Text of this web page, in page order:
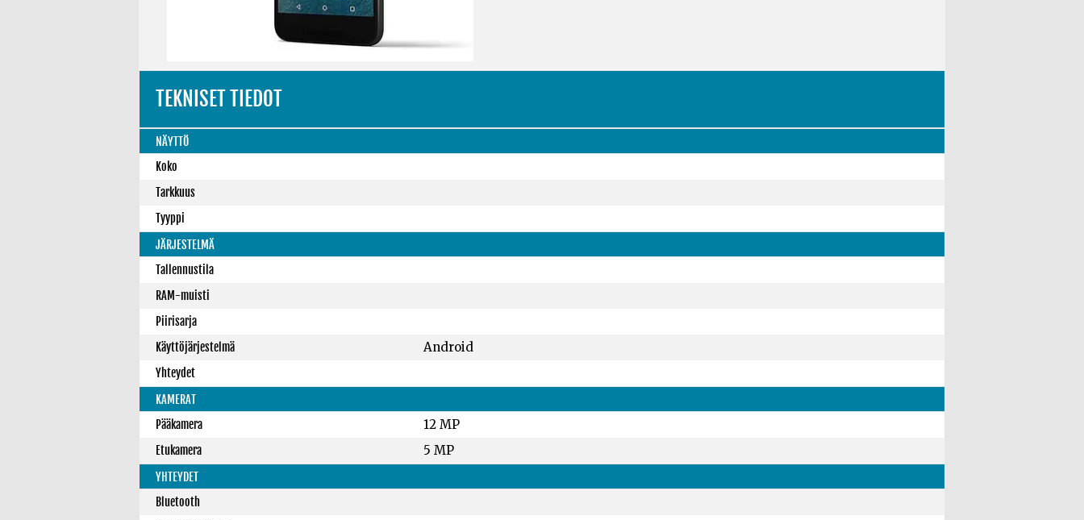
TEKNISET TIEDOT
NÄYTTÖ
Koko
Tarkkuus
Tyyppi
JÄRJESTELMÄ
Tallennustila
RAM-muisti
Piirisarja
Käyttöjärjestelmä
Android
Yhteydet
KAMERAT
Pääkamera
12 MP
Etukamera 5 MP
YHTEYDET
Bluetooth